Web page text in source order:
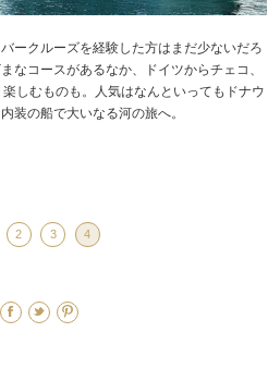
ークルーズを経験した方はまだ少ないだろ
なコースがあるなか、ドイツからチェコ、
しむものも。人気はなんといってもドナウ
装の船で大いなる河の旅へ。
2 3 4